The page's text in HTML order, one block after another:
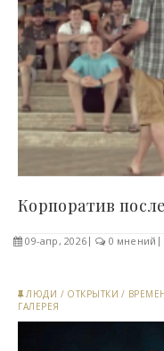
09-апр, 2026 0 мнений
ЛЮДИ / ОТКРЫТКИ /
ГАЛЕРЕЯ